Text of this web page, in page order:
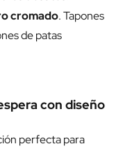
cromado. Tapones
de patas
con diseño
perfecta para